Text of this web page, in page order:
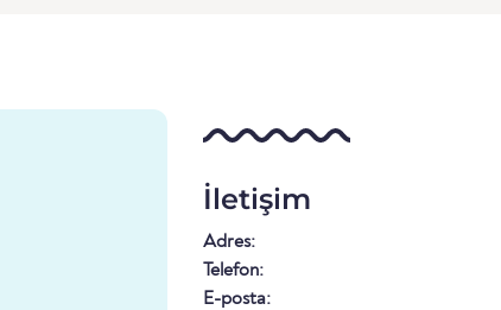
İletişim
Adres:
Telefon:
E-posta: